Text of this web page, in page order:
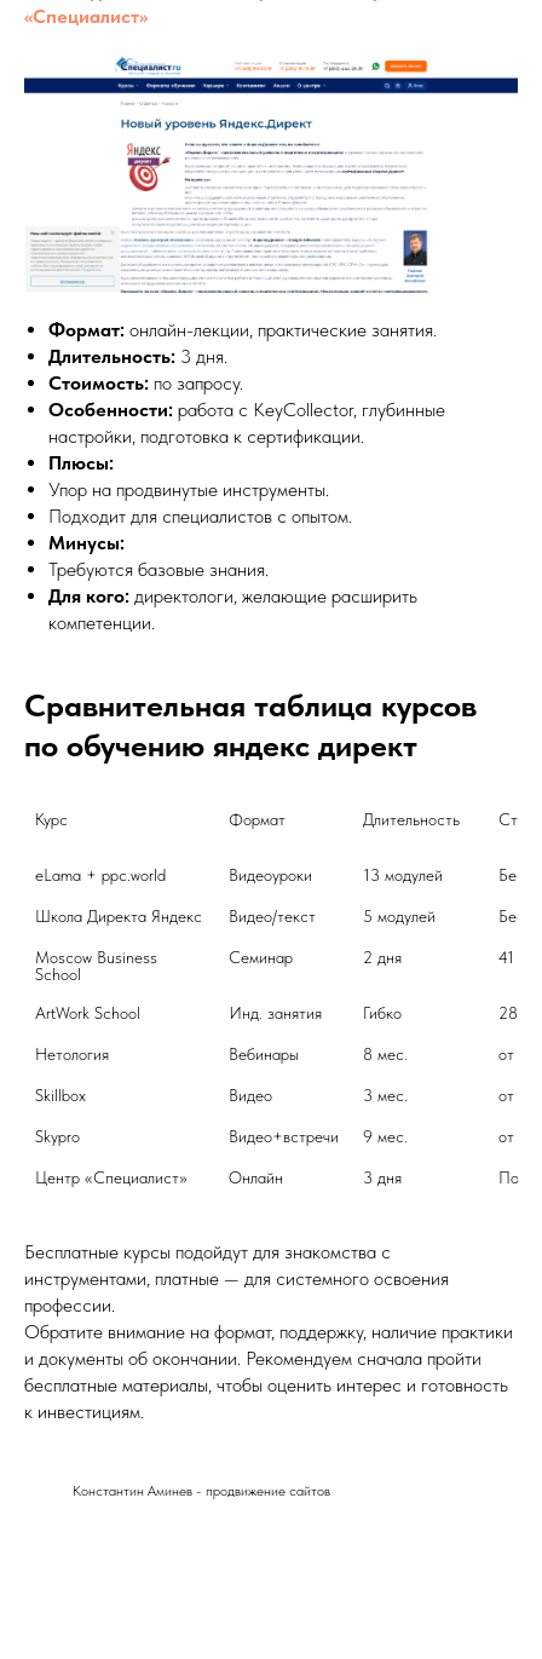
«Специалист»
Формат: онлайн-лекции, практические занятия.
Длительность: 3 дня.
Стоимость: по запросу.
Особенности: работа с KeyCollector, глубинные
настройки, подготовка к сертификации.
Плюсы:
Упор на продвинутые инструменты.
Подходит для специалистов с опытом.
Минусы:
Требуются базовые знания.
Для кого: директологи, желающие расширить
компетенции.
Сравнительная таблица курсов
по обучению яндекс директ
Курс Формат Длительность
eLama + ppc.world Видеоуроки 13 модулей
Школа Директа Яндекс Видео/текст 5 модулей
Moscow Business
School
Семинар 2 дня 41
ArtWork School Инд. занятия Гибко 28
Нетология Вебинары 8 мес. от
Skillbox Видео 3 мес. от
Skypro Видео+встречи 9 мес. от
Центр «Специалист» Онлайн 3 дня По
Бесплатные курсы подойдут для знакомства с
инструментами, платные — для системного освоения
профессии.
Обратите внимание на формат, поддержку, наличие практики
и документы об окончании. Рекомендуем сначала пройти
бесплатные материалы, чтобы оценить интерес и готовность
к инвестициям.
Константин Аминев - продвижение сайтов